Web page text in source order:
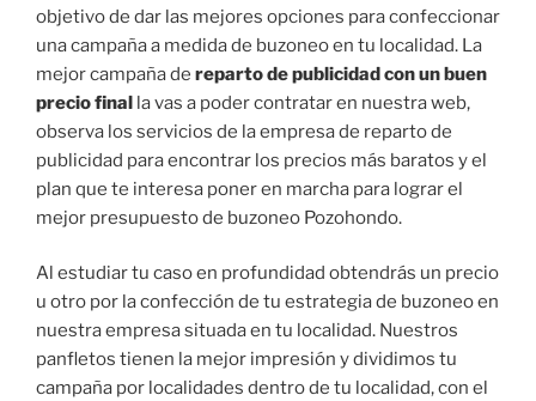
objetivo de dar las mejores opciones para confeccionar
una campaña a medida de buzoneo en tu localidad. La
mejor campaña de reparto de publicidad con un buen
precio final la vas a poder contratar en nuestra web,
observa los servicios de la empresa de reparto de
publicidad para encontrar los precios más baratos y el
plan que te interesa poner en marcha para lograr el
mejor presupuesto de buzoneo Pozohondo.
Al estudiar tu caso en profundidad obtendrás un precio
u otro por la confección de tu estrategia de buzoneo en
nuestra empresa situada en tu localidad. Nuestros
panfletos tienen la mejor impresión y dividimos tu
campaña por localidades dentro de tu localidad, con el